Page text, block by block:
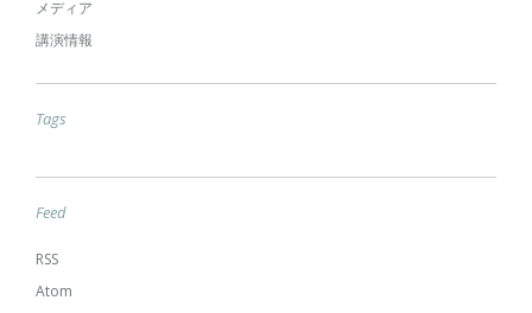
メディア
講演情報
Tags
Feed
RSS
Atom